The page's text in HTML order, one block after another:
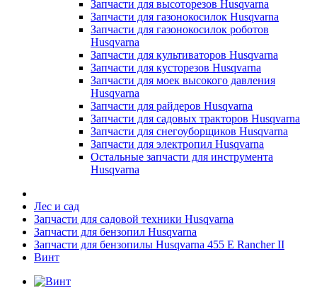
Запчасти для высоторезов Husqvarna
Запчасти для газонокосилок Husqvarna
Запчасти для газонокосилок роботов
Husqvarna
Запчасти для культиваторов Husqvarna
Запчасти для кусторезов Husqvarna
Запчасти для моек высокого давления
Husqvarna
Запчасти для райдеров Husqvarna
Запчасти для садовых тракторов Husqvarna
Запчасти для снегоуборщиков Husqvarna
Запчасти для электропил Husqvarna
Остальные запчасти для инструмента
Husqvarna
Лес и сад
Запчасти для садовой техники Husqvarna
Запчасти для бензопил Husqvarna
Запчасти для бензопилы Husqvarna 455 E Rancher II
Винт